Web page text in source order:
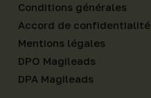
Conditions générales
Accord de confidentialité
Mentions légales
DPO Magileads
DPA Magileads